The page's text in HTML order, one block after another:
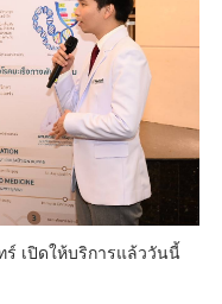
ร์ เปิดให้บริการแล้ววันนี้